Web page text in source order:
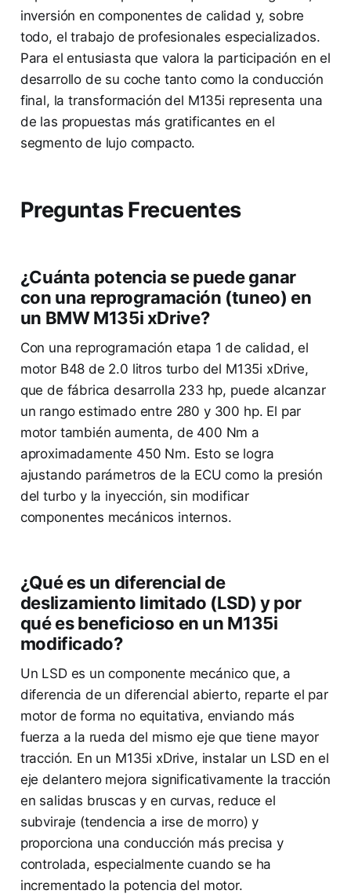
inversión en componentes de calidad y, sobre
todo, el trabajo de profesionales especializados.
Para el entusiasta que valora la participación en el
desarrollo de su coche tanto como la conducción
final, la transformación del M135i representa una
de las propuestas más gratificantes en el
segmento de lujo compacto.
Preguntas Frecuentes
¿Cuánta potencia se puede ganar
con una reprogramación (tuneo) en
un BMW M135i xDrive?
Con una reprogramación etapa 1 de calidad, el
motor B48 de 2.0 litros turbo del M135i xDrive,
que de fábrica desarrolla 233 hp, puede alcanzar
un rango estimado entre 280 y 300 hp. El par
motor también aumenta, de 400 Nm a
aproximadamente 450 Nm. Esto se logra
ajustando parámetros de la ECU como la presión
del turbo y la inyección, sin modificar
componentes mecánicos internos.
¿Qué es un diferencial de
deslizamiento limitado (LSD) y por
qué es beneficioso en un M135i
modificado?
Un LSD es un componente mecánico que, a
diferencia de un diferencial abierto, reparte el par
motor de forma no equitativa, enviando más
fuerza a la rueda del mismo eje que tiene mayor
tracción. En un M135i xDrive, instalar un LSD en el
eje delantero mejora significativamente la tracción
en salidas bruscas y en curvas, reduce el
subviraje (tendencia a irse de morro) y
proporciona una conducción más precisa y
controlada, especialmente cuando se ha
incrementado la potencia del motor.